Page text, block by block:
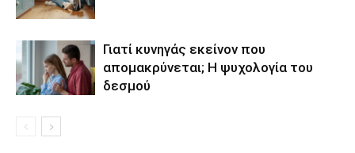
Γιατί κυνηγάς εκείνον που
απομακρύνεται; Η ψυχολογία του
δεσμού